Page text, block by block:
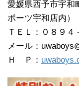
愛媛県西予市宇和
ポーツ宇和店内）
ＴＥＬ：０８９４
メール：
Ｈ Ｐ：